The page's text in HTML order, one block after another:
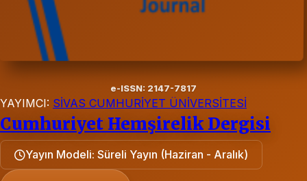
e-ISSN: 2147-7817
YAYIMCI: SİVAS CUMHURİYET ÜNİVERSİTESİ
Cumhuriyet Hemşirelik Dergisi
Yayın Modeli: Süreli Yayın (Haziran - Aralık)